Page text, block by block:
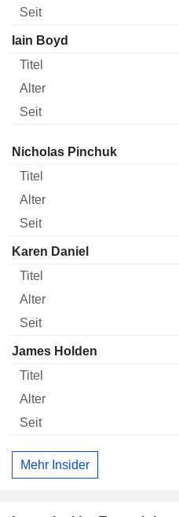
Iain Boyd
Verwaltungsratsmitglied
Nicholas Pinchuk
Karen Daniel
James Holden
Mehr Insider